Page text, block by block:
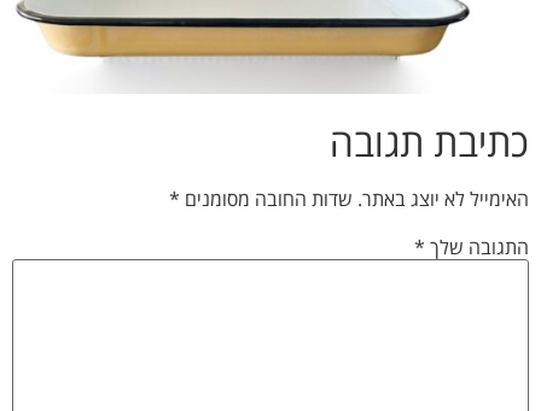
כתיבת תגובה
האימייל לא יוצג באתר. שדות החובה מסומנים *
התגובה שלך*